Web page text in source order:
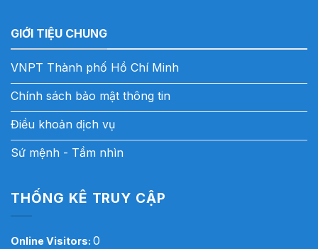
GIỚI TIỆU CHUNG
VNPT Thành phố Hồ Chí Minh
Chính sách bảo mật thông tin
Điều khoản dịch vụ
Sứ mệnh - Tầm nhìn
THỐNG KÊ TRUY CẬP
Online Visitors: 0